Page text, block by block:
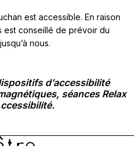
est accessible. En raison
est conseillé de prévoir du
nous.
d’accessibilité
séances Relax
.